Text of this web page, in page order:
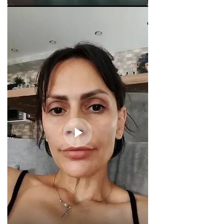
ChatApp
online
Мессенджеры
Свяжитесь с нами через любой удобный мессенджер!
Telegram WhatsApp